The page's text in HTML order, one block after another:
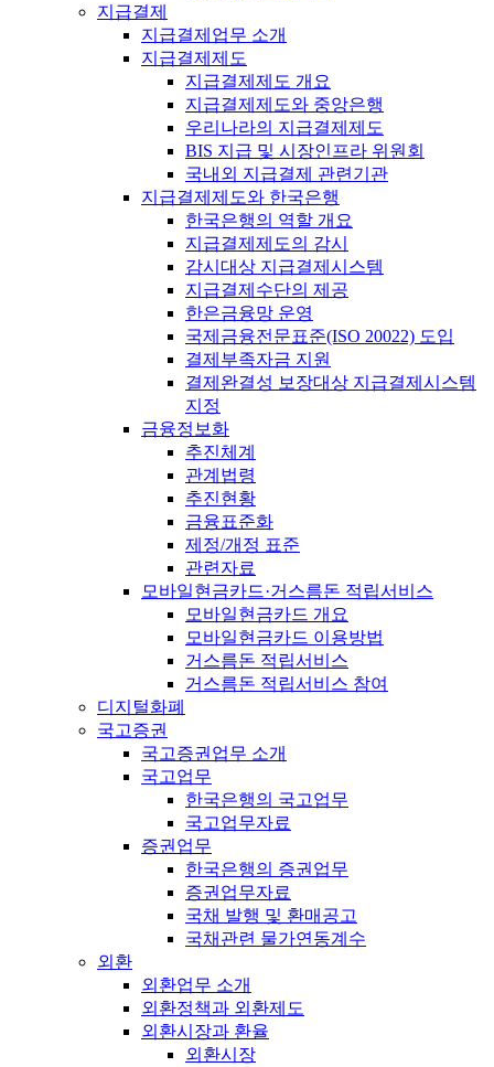
지급결제
지급결제업무 소개
지급결제제도
지급결제제도 개요
지급결제제도와 중앙은행
우리나라의 지급결제제도
BIS 지급 및 시장인프라 위원회
국내외 지급결제 관련기관
지급결제제도와 한국은행
한국은행의 역할 개요
지급결제제도의 감시
감시대상 지급결제시스템
지급결제수단의 제공
한은금융망 운영
국제금융전문표준(ISO 20022) 도입
결제부족자금 지원
결제완결성 보장대상 지급결제시스템
지정
금융정보화
추진체계
관계법령
추진현황
금융표준화
제정/개정 표준
관련자료
모바일현금카드·거스름돈 적립서비스
모바일현금카드 개요
모바일현금카드 이용방법
거스름돈 적립서비스
거스름돈 적립서비스 참여
디지털화폐
국고증권
국고증권업무 소개
국고업무
한국은행의 국고업무
국고업무자료
증권업무
한국은행의 증권업무
증권업무자료
국채 발행 및 환매공고
국채관련 물가연동계수
외환
외환업무 소개
외환정책과 외환제도
외환시장과 환율
외환시장